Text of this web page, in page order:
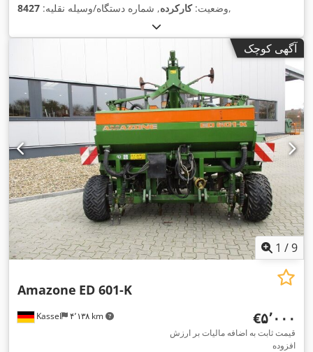
وضعیت:کارکرده, شماره دستگاه/وسیله نقلیه: 8427 ,
آگهی کوچک
1 /9
Kassel ۴٬۱۳۸ km
Amazone ED 601-K
‎€۵٬۰۰۰
قیمت ثابت به اضافه مالیات بر ارزش
افزوده